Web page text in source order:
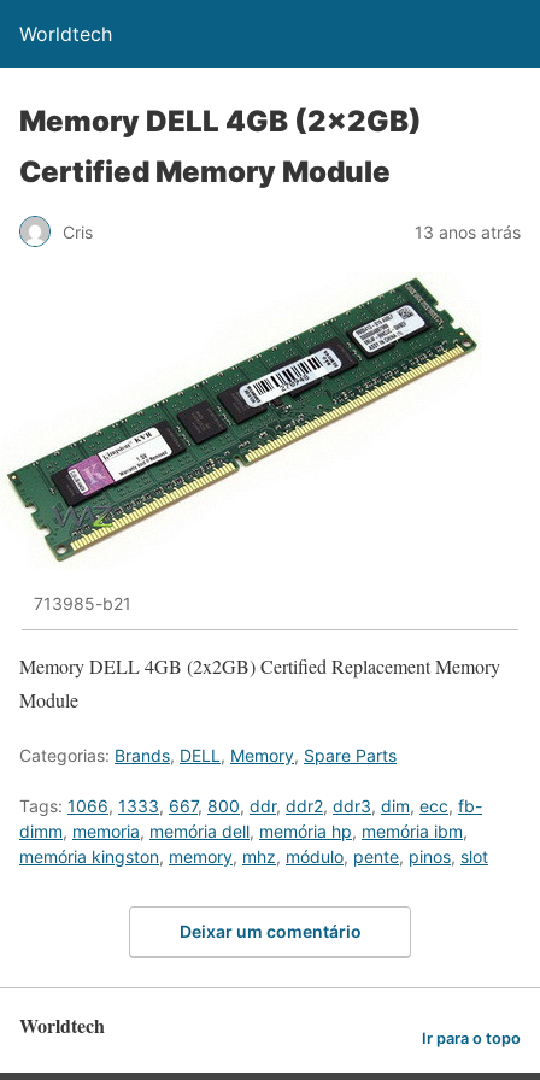
Worldtech
Memory DELL 4GB (2x2GB)
Certified Memory Module
Cris 13 anos atrás
713985-b21
Memory DELL 4GB (2x2GB) Certified Replacement Memory
Module
Categorias: Brands, DELL , Memory, Spare Parts
Tags: 1066, 1333, 667, 800, ddr, ddr2, ddr3, dim, ecc, fb-
dimm, memoria, memória dell, memória hp, memória ibm,
memória kingston, memory, mhz, módulo, pente, pinos, slot
Deixar um comentário
Worldtech Ir para o topo